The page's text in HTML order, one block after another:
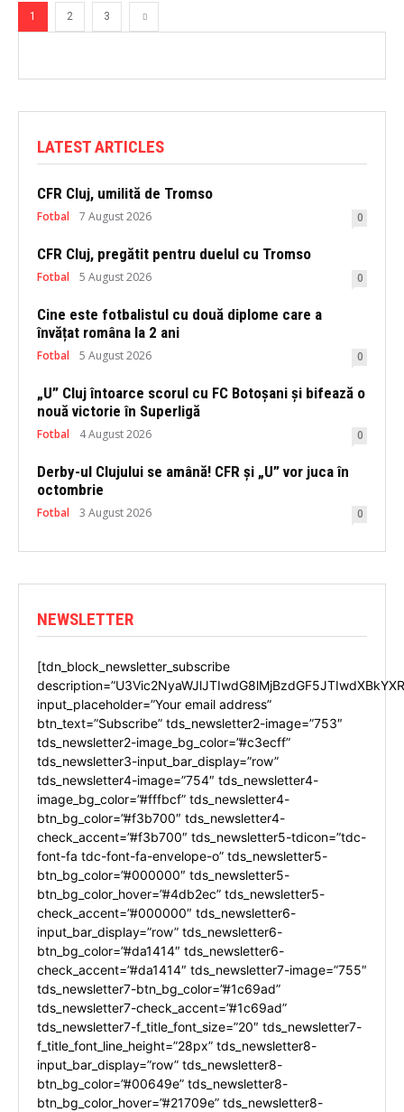
1 2 3
LATEST ARTICLES
CFR Cluj, umilită de Tromso
Fotbal 7 August 2026 0
CFR Cluj, pregătit pentru duelul cu Tromso
Fotbal 5 August 2026 0
Cine este fotbalistul cu două diplome care a
învățat româna la 2 ani
Fotbal 5 August 2026 0
„U” Cluj întoarce scorul cu FC Botoșani și bifează o
nouă victorie în Superligă
Fotbal 4 August 2026 0
Derby-ul Clujului se amână! CFR și „U” vor juca în
octombrie
Fotbal 3 August 2026 0
NEWSLETTER
[tdn_block_newsletter_subscribe
input_placeholder=”Your email address”
btn_text=”Subscribe” tds_newsletter2-image=”753″
tds_newsletter2-image_bg_color=”#c3ecff”
tds_newsletter3-input_bar_display=”row”
tds_newsletter4-image=”754″ tds_newsletter4-
image_bg_color=”#fffbcf” tds_newsletter4-
btn_bg_color=”#f3b700″ tds_newsletter4-
check_accent=”#f3b700″ tds_newsletter5-tdicon=”tdc-
font-fa tdc-font-fa-envelope-o” tds_newsletter5-
btn_bg_color=”#000000″ tds_newsletter5-
btn_bg_color_hover=”#4db2ec” tds_newsletter5-
check_accent=”#000000″ tds_newsletter6-
input_bar_display=”row” tds_newsletter6-
btn_bg_color=”#da1414″ tds_newsletter6-
check_accent=”#da1414″ tds_newsletter7-image=”755″
tds_newsletter7-btn_bg_color=”#1c69ad”
tds_newsletter7-check_accent=”#1c69ad”
tds_newsletter7-f_title_font_size=”20″ tds_newsletter7-
f_title_font_line_height=”28px” tds_newsletter8-
input_bar_display=”row” tds_newsletter8-
btn_bg_color=”#00649e” tds_newsletter8-
btn_bg_color_hover=”#21709e” tds_newsletter8-